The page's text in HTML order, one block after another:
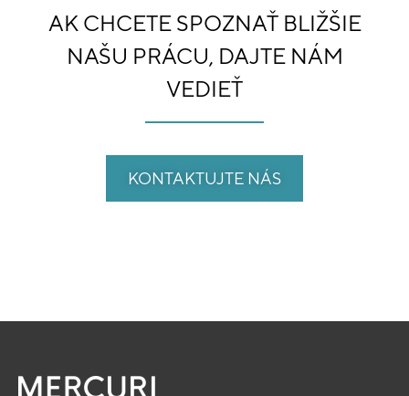
AK CHCETE SPOZNAŤ BLIŽŠIE
NAŠU PRÁCU, DAJTE NÁM
VEDIEŤ
KONTAKTUJTE NÁS